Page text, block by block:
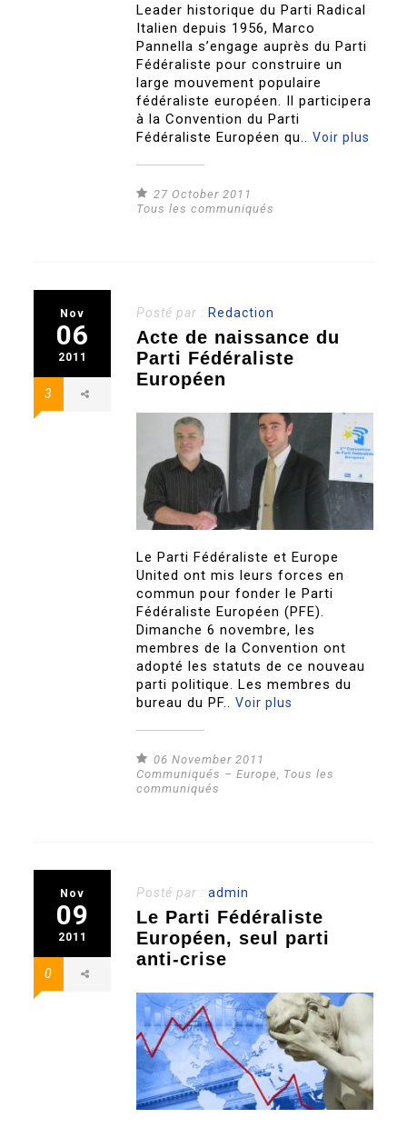
Leader historique du Parti Radical
Italien depuis 1956, Marco
Pannella s’engage auprès du Parti
Fédéraliste pour construire un
large mouvement populaire
fédéraliste européen. Il participera
à la Convention du Parti
Fédéraliste Européen qu..Voir plus
27 October 2011
Tous les communiqués
Nov
06
2011
3
Posté par : Redaction
Acte de naissance du
Parti Fédéraliste
Européen
Le Parti Fédéraliste et Europe
United ont mis leurs forces en
commun pour fonder le Parti
Fédéraliste Européen (PFE).
Dimanche 6 novembre, les
membres de la Convention ont
adopté les statuts de ce nouveau
parti politique. Les membres du
bureau du PF..Voir plus
06 November 2011
Communiqués – Europe
Tous les
communiqués
Nov
09
2011
0
Posté par :admin
Le Parti Fédéraliste
Européen, seul parti
anti-crise